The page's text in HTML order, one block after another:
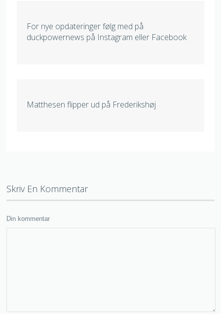
For nye opdateringer følg med på
duckpowernews på Instagram eller Facebook
Matthesen flipper ud på Frederikshøj
Skriv En Kommentar
Din kommentar